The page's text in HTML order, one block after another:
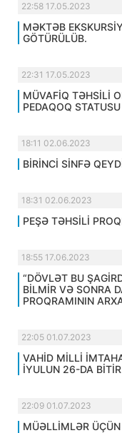
22:58 17.05.2023
MƏKTƏB
GÖTÜRÜLÜB.
22:31 17.05.2023
MÜVAFİQ TƏHSİLİ
PEDAQOQ
18:11 02.06.2023
BİRİNCİ SİNFƏ
18:31 02.06.2023
PEŞƏ TƏHSİLİ
18:55 17.06.2023
“DÖVLƏT BU
BİLMİR VƏ SONRA
PROQRAMININ
22:05 01.07.2023
VAHİD MİLLİ
İYULUN 26-DA
22:09 01.07.2023
MÜƏLLİMLƏR